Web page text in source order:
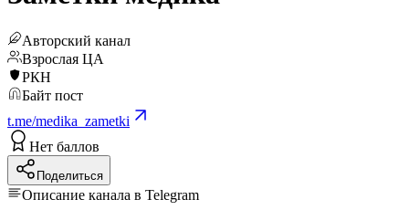
Авторский канал
Взрослая ЦА
РКН
Байт пост
t.me/medika_zametki
Нет баллов
Поделиться
Описание канала в Telegram